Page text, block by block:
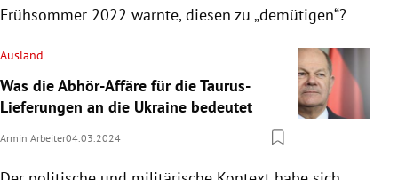
Frühsommer 2022 warnte, diesen zu „demütigen“?
Ausland
Was die Abhör-Affäre für die Taurus-
Lieferungen an die Ukraine bedeutet
Armin Arbeiter04.03.2024